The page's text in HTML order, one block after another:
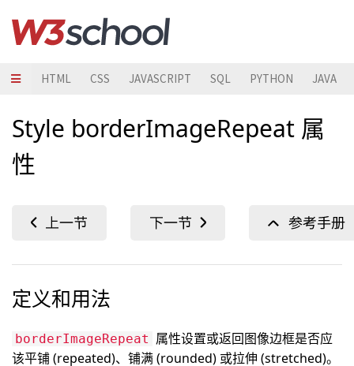
HTML CSS JAVASCRIPT SQL PYTHON JAVA
Style borderImageRepeat 属
性
定义和用法
borderImageRepeat 属性设置或返回图像边框是否应
该平铺 (repeated)、铺满 (rounded) 或拉伸 (stretched)。